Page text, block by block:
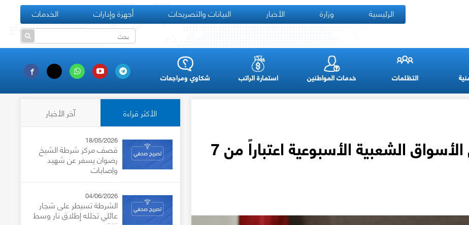
الرئيسية وزارة الأخبار البيانات والتصريحات أجهزة وإدارات الخدمات
التظلمات خدمات المواطنين استمارة الراتب شكاوي ومراجعات
العميد المبحوح: إعادة تشغيل الأسواق الشعبية الأسبوعية اعتباراً من 7
الأكثر قراءة آخر الأخبار
18/05/2026
قصف مركز شرطة الشيخ
رضوان يسفر عن شهيد
وإصابات
04/06/2026
الشرطة تسيطر على شجار
عائلي تخلله إطلاق نار وسط